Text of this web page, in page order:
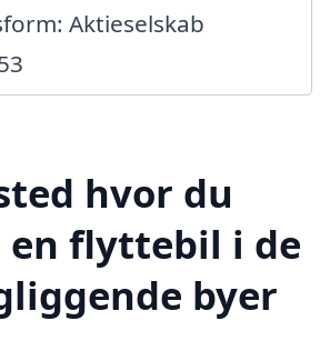
Aktieselskab
hvor du
en flyttebil i de
byer